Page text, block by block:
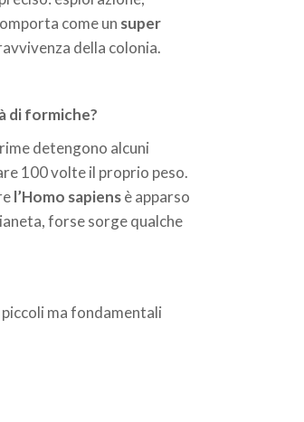
come un super
della colonia.
di formiche?
detengono alcuni
100 volte il proprio peso.
l’Homo sapiensè apparso
forse sorge qualche
ma fondamentali